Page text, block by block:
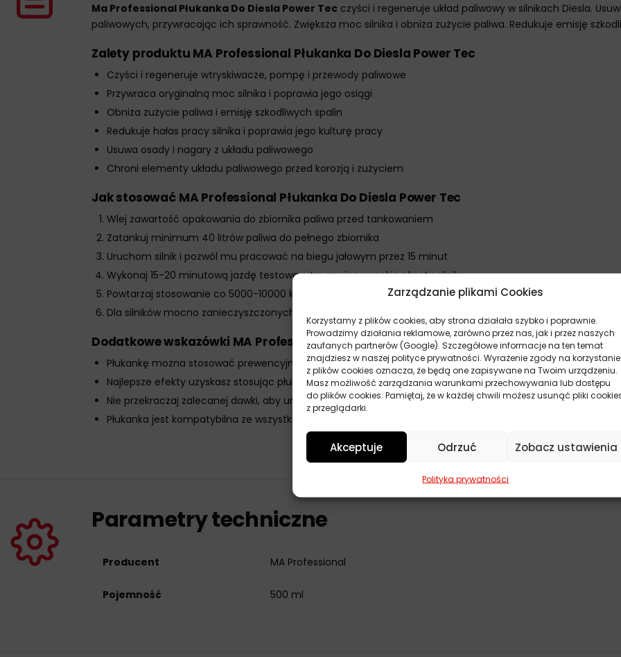
Zarządzanie plikami Cookies
Korzystamy z plików cookies, aby strona działała szybko i poprawnie.
Prowadzimy działania reklamowe, zarówno przez nas, jak i przez naszych
zaufanych partnerów (Google). Szczegółowe informacje na ten temat
znajdziesz w naszej polityce prywatności. Wyrażenie zgody na korzystanie
z plików cookies oznacza, że będą one zapisywane na Twoim urządzeniu.
Masz możliwość zarządzania warunkami przechowywania lub dostępu
do plików cookies. Pamiętaj, że w każdej chwili możesz usunąć pliki
z przeglądarki.
Akceptuje Odrzuć Zobacz ustawienia
Polityka prywatności
Ma Professional Płukanka Do Diesla Power Tec czyści i regeneruje układ paliwowy w silnikach Diesla.
paliwowych, przywracając ich sprawność. Zwiększa moc silnika i obniża zużycie paliwa. Redukuje emisję
Zalety produktu MA Professional Płukanka Do Diesla Power Tec
Czyści i regeneruje wtryskiwacze, pompę i przewody paliwowe
Przywraca oryginalną moc silnika i poprawia jego osiągi
Obniża zużycie paliwa i emisję szkodliwych spalin
Redukuje hałas pracy silnika i poprawia jego kulturę pracy
Usuwa osady i nagary z układu paliwowego
Chroni elementy układu paliwowego przed korozją i zużyciem
Jak stosować MA Professional Płukanka Do Diesla Power Tec
Wlej zawartość opakowania do zbiornika paliwa przed tankowaniem
Zatankuj minimum 40 litrów paliwa do pełnego zbiornika
Uruchom silnik i pozwól mu pracować na biegu jałowym przez 15 minut
Wykonaj 15-20 minutową jazdę testową, utrzymując wysokie obroty silnika
Powtarzaj stosowanie co 5000-10000 km lub przy każdej wymianie oleju
Dla silników mocno zanieczyszczonych zwiększ dawkę lub powtórz zabieg
Dodatkowe wskazówki MA Professional Płukanka Do Diesla Power Tec
Płukankę można stosować prewencyjnie dla utrzymania czystości układu paliwowego.
Najlepsze efekty uzyskasz stosując płukankę regularnie, zgodnie z zaleceniami.
Nie przekraczaj zalecanej dawki, aby uniknąć przeciążenia filtra paliwa.
Płukanka jest kompatybilna ze wszystkimi rodzajami oleju napędowego i systemami Common Rail.
Parametry techniczne
Producent MA Professional
Pojemność 500 ml